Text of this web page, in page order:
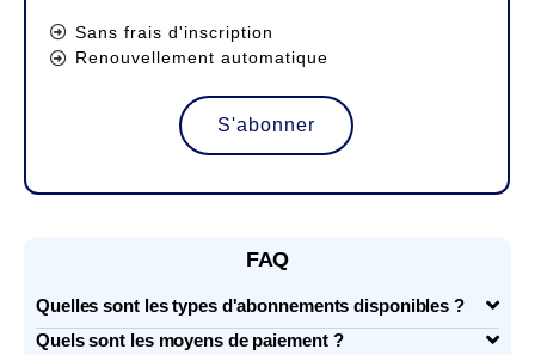
Sans frais d'inscription
Renouvellement automatique
S'abonner
FAQ
Quelles sont les types d'abonnements disponibles ?
Quels sont les moyens de paiement ?